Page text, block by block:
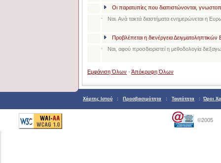
Οι παρατυπίες που διαπιστώνονται,
Ναι. Ανά τακτά διαστήματα ενημερώνεται η
Προβλέπεται η διενέργεια
Ναι, αφού προσδιοριστεί η μεθοδολογία
Εμφάνιση Όλων - Άπόκρυψη Όλων
Χάρτης Ιστού : Προσβασιμότητα : Ταυτότητα : Όροι
©2005